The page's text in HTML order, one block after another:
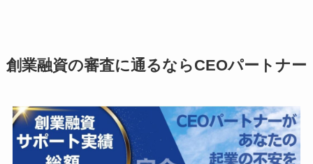
創業融資の審査に通るならCEOパートナー